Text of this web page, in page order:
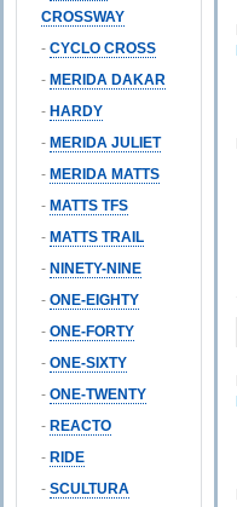
CROSSWAY
- CYCLO CROSS
- MERIDA DAKAR
- HARDY
- MERIDA JULIET
- MERIDA MATTS
- MATTS TFS
- MATTS TRAIL
- NINETY-NINE
- ONE-EIGHTY
- ONE-FORTY
- ONE-SIXTY
- ONE-TWENTY
- REACTO
- RIDE
- SCULTURA